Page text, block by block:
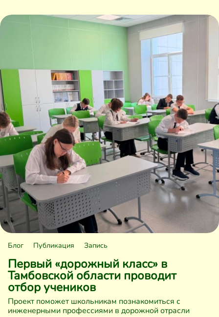
Блог Публикация Запись
Первый «дорожный класс» в
Тамбовской области проводит
отбор учеников
Проект поможет школьникам познакомиться с
инженерными профессиями в дорожной отрасли